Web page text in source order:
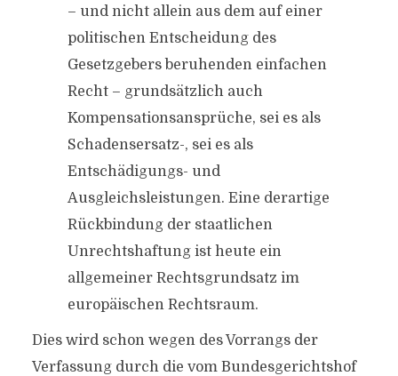
– und nicht allein aus dem auf einer
politischen Entscheidung des
Gesetzgebers beruhenden einfachen
Recht – grundsätzlich auch
Kompensationsansprüche, sei es als
Schadensersatz-, sei es als
Entschädigungs- und
Ausgleichsleistungen. Eine derartige
Rückbindung der staatlichen
Unrechtshaftung ist heute ein
allgemeiner Rechtsgrundsatz im
europäischen Rechtsraum.
Dies wird schon wegen des Vorrangs der
Verfassung durch die vom Bundesgerichtshof